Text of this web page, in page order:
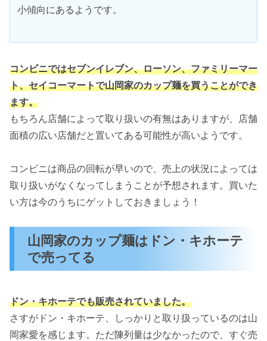
小傾向にあるようです。
コンビニではセブンイレブン、ローソン、ファミリーマー
ト、セイコーマートで山岡家のカップ麺を買うことができ
ます。
もちろん店舗によって取り扱いの有無はありますが、店舗
面積の広い店舗だと置いてある可能性が高いようです。
コンビニは商品の回転が早いので、売上の状況によっては
取り扱いがなくなってしまうことが予想されます。買いた
い方は今のうちにゲットしておきましょう！
山岡家のカップ麺はドン・キホーテ
で売ってる
ドン・キホーテでも販売されていました。
さすがドン・キホーテ、しっかりと取り扱っているのは山
岡家愛を感じます。ただ陳列量は少なかったので、すぐ売